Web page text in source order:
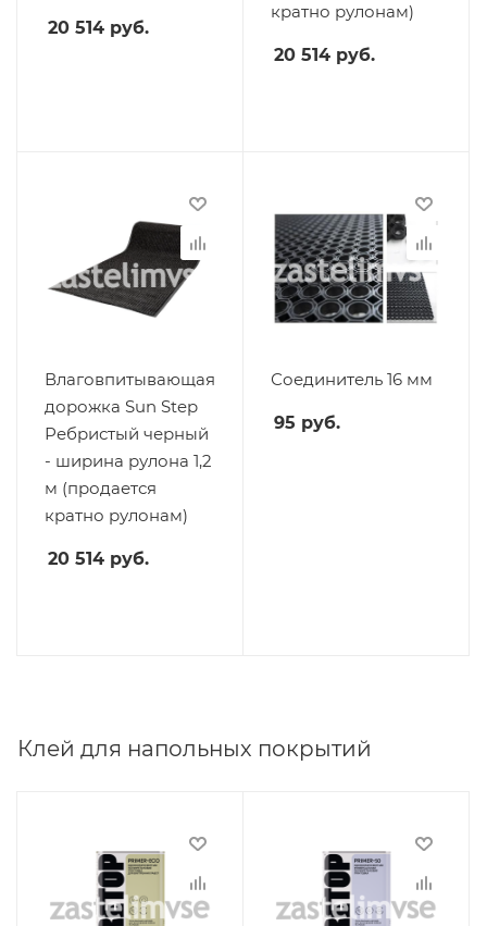
20 514 руб.
кратно рулонам)
20 514 руб.
Влаговпитывающая
дорожка Sun Step
Ребристый черный
- ширина рулона 1,2
м (продается
кратно рулонам)
20 514 руб.
Соединитель 16 мм
95 руб.
Клей для напольных покрытий